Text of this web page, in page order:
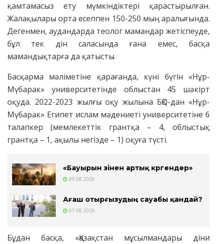
қамтамасыз ету мүмкіндіктері қарастырылған.
Жалақылары орта есеппен 150-250 мың аралығында.
Дегенмен, аудандарда теолог мамандар жетіспеуде,
бұл тек дін саласында ғана емес, басқа
мамандықтарға да қатысты.
Басқарма мәліметіне қарағанда, күні бүгін «Нұр-
Мүбарак» университетінде облыстан 45 шәкірт
оқуда. 2022-2023 жылғы оқу жылына БҚО-дан «Нұр-
Мүбарак» Египет ислам мәдениеті университетіне 6
талапкер (мемлекеттік грантқа – 4, облыстық
грантқа – 1, ақылы негізде – 1) оқуға түсті.
«Бауырын өзінен артық көргендер»
09.08.2026
Ағаш отырғызудың сауабы қандай?
07.08.2026
Бұдан басқа, «Қазақстан мұсылмандары діни